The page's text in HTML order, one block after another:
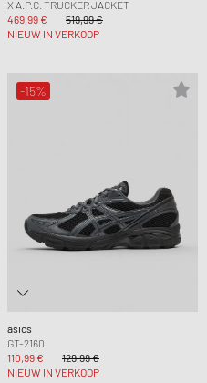
X A.P.C. TRUCKER JACKET
469,99 €
519,99 €
NIEUW IN VERKOOP
-15%
asics
GT-2160
110,99 €
129,99 €
NIEUW IN VERKOOP